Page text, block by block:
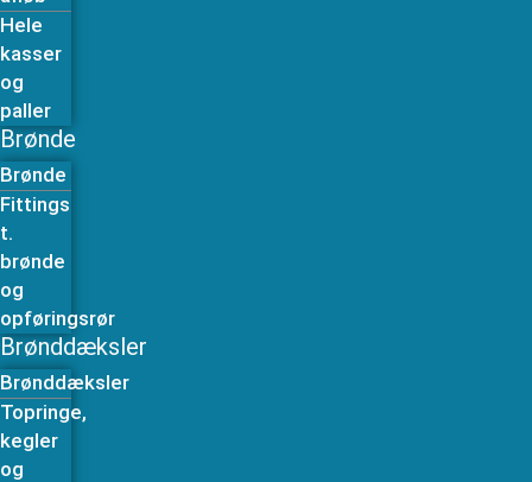
Hele
kasser
og
paller
Brønde
Brønde
Fittings
t.
brønde
og
opføringsrør
Brønddæksler
Brønddæksler
Topringe,
kegler
og